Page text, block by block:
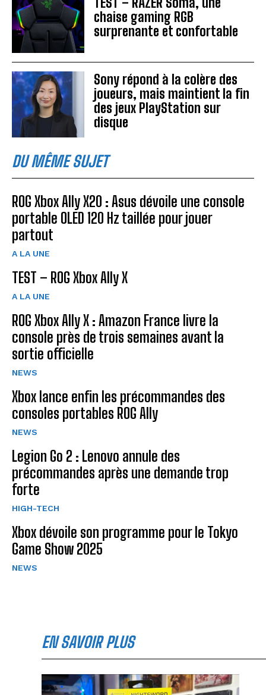
chaise gaming RGB
surprenante et confortable
Sony répond à la colère des
joueurs, mais maintient la fin
des jeux PlayStation sur
disque
DU MÊME SUJET
ROG Xbox Ally X20 : Asus dévoile une console
portable OLED 120 Hz taillée pour jouer
partout
A LA UNE
TEST – ROG Xbox Ally X
A LA UNE
ROG Xbox Ally X : Amazon France livre la
console près de trois semaines avant la
sortie officielle
NEWS
Xbox lance enfin les précommandes des
consoles portables ROG Ally
NEWS
Legion Go 2 : Lenovo annule des
précommandes après une demande trop
forte
HIGH-TECH
Xbox dévoile son programme pour le Tokyo
Game Show 2025
NEWS
EN SAVOIR PLUS